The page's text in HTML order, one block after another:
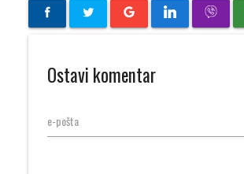
Ostavi komentar
e-pošta